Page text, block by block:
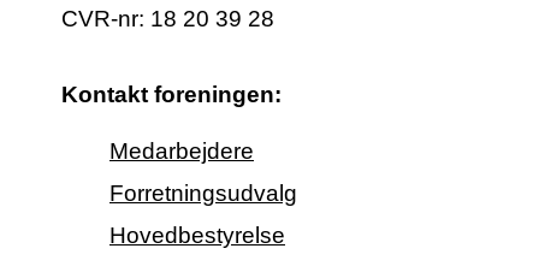
CVR-nr: 18 20 39 28
Kontakt foreningen:
Medarbejdere
Forretningsudvalg
Hovedbestyrelse